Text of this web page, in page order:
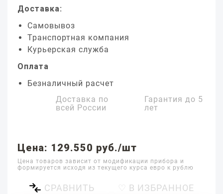
Доставка:
Самовывоз
Транспортная компания
Курьерская служба
Оплата
Безналичный расчет
Доставка по
всей России
Гарантия до 5
лет
Цена: 129.550 руб./шт
Цена товаров зависит от модификации прибора и
формируется исходя из текущего курса евро к рублю
СРАВНИТЬ ♡ В ИЗБРАННОЕ